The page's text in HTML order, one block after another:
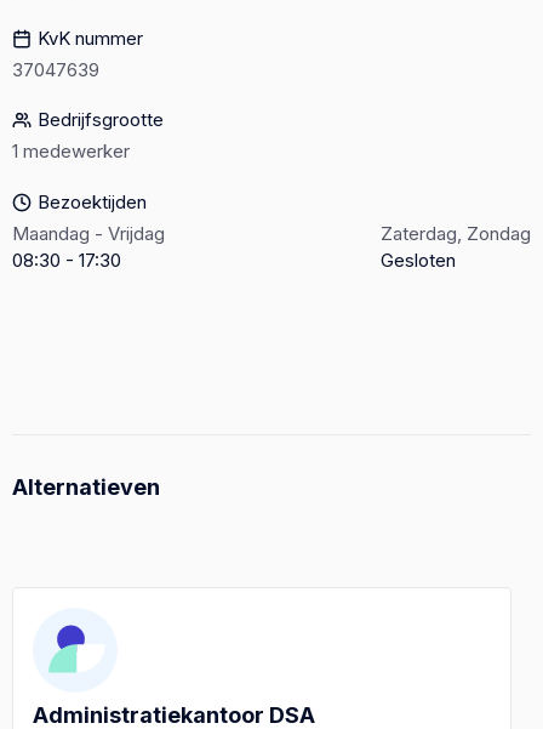
KvK nummer
37047639
Bedrijfsgrootte
1 medewerker
Bezoektijden
Maandag - Vrijdag
08:30 - 17:30
Zaterdag, Zondag
Gesloten
Alternatieven
Administratiekantoor DSA